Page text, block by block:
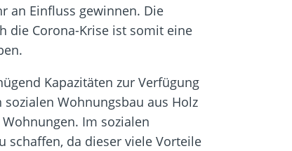
an Einfluss gewinnen. Die
die Corona-Krise ist somit eine
Kapazitäten zur Verfügung
Wohnungsbau aus Holz
Im sozialen
schaffen, da dieser viele Vorteile